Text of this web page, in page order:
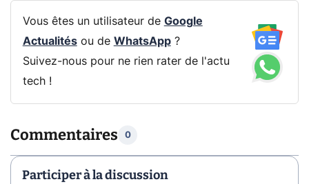
Vous êtes un utilisateur de Google
Actualitésou de WhatsApp?
Suivez-nous pour ne rien rater de l'actu
tech !
Commentaires 0
Participer à la discussion